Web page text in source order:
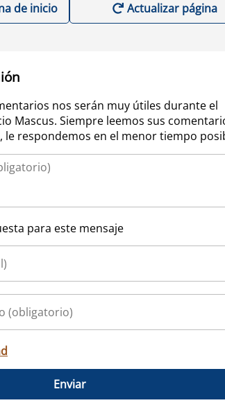
de inicio Actualizar página
nos serán muy útiles durante el
Mascus. Siempre leemos sus
le respondemos en el menor tiempo
para este mensaje
Enviar